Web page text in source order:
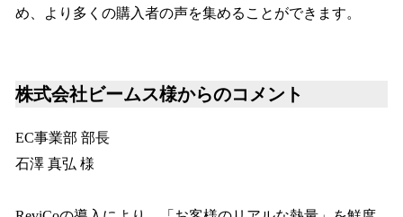
め、より多くの購入者の声を集めることができます。
株式会社ビームス様からのコメント
EC事業部 部長
石澤 真弘 様